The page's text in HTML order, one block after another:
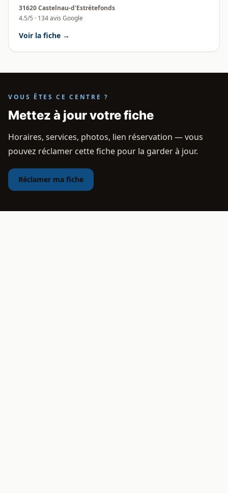
31620 Castelnau-d'Estrétefonds
4.5/5 · 134 avis Google
Voir la fiche →
VOUS ÊTES CE CENTRE ?
Mettez à jour votre fiche
Horaires, services, photos, lien réservation — vous
pouvez réclamer cette fiche pour la garder à jour.
Réclamer ma fiche